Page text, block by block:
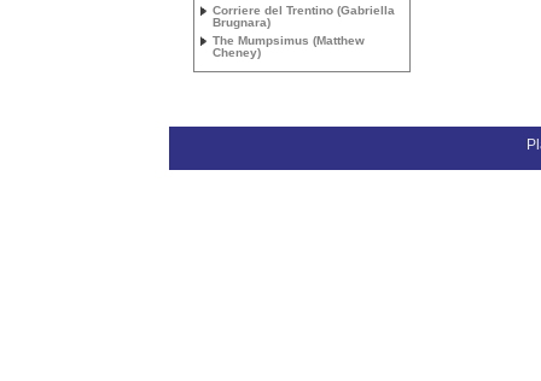
Corriere del Trentino (Gabriella
Brugnara)
The Mumpsimus (Matthew
Cheney)